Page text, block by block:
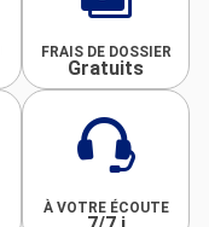
FRAIS DE DOSSIER
Gratuits
À VOTRE ÉCOUTE